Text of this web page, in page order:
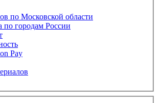
по Московской области
по городам России
Pay